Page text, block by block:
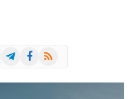
TelegramFacebook
RSS